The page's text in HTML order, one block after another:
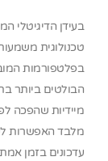
בעידן הדיגיטלי
טכנולוגית
בפלטפורמות
הבולטים ביותר
מיידיות שהפכה
מלבד האפשרות
עדכונים בזמן